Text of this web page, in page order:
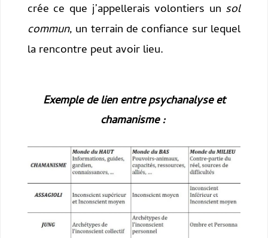
crée ce que j’appellerais volontiers un sol
commun, un terrain de confiance sur lequel
la rencontre peut avoir lieu.
Exemple de lien entre psychanalyse et
chamanisme :